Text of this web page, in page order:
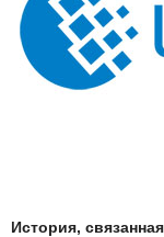
История,